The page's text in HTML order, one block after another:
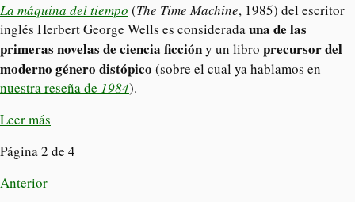
La máquina del tiempo (The Time Machine, 1985) del escritor
inglés Herbert George Wells es consideradauna de las
primeras novelas de ciencia ficcióny un libro precursor del
moderno género distópico (sobre el cual ya hablamos en
nuestra reseña de 1984).
Leer más
Página 2 de 4
Anterior